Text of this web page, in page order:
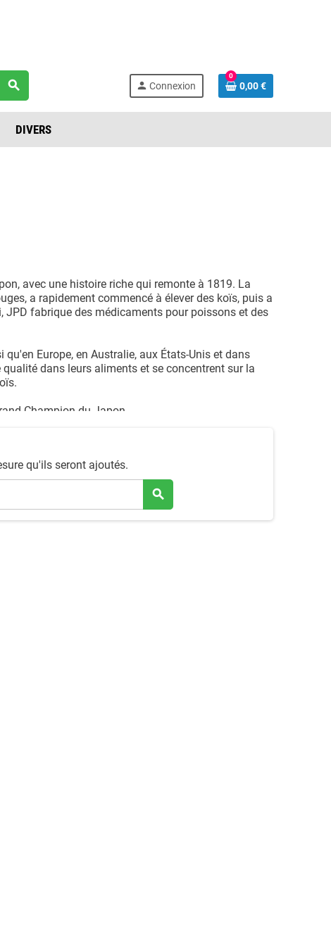
search person Connexion
0
0,00 €
DIVERS
avec une histoire riche qui remonte à 1819. La
a rapidement commencé à élever des koïs, puis a
fabrique des médicaments pour poissons et des
Europe, en Australie, aux États-Unis et dans
dans leurs aliments et se concentrent sur la
Champion du Japon.
qu'ils seront ajoutés.
search